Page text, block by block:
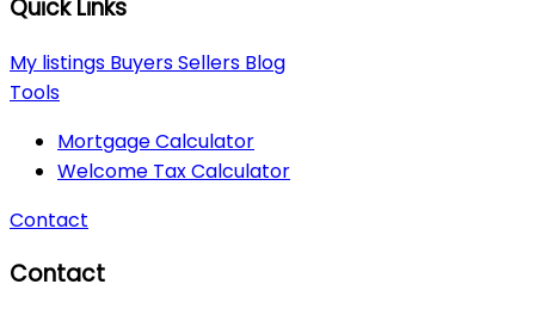
Quick Links
My listings BuyersSellers Blog
Tools
Mortgage Calculator
Welcome Tax Calculator
Contact
Contact